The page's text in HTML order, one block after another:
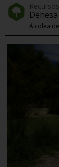
Alcolea